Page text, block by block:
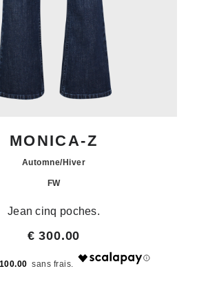
MONICA-Z
Automne/Hiver
FW
Jean cinq poches.
€ 300.00